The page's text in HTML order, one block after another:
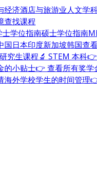
经济酒店与旅游业人文学
查找课程
士学位指南硕士学位指南
国日本印度新加坡韩国查
究生课程🔬 STEM 本科
的小贴士👉 查看所有奖学
海外学校学生的时间管理